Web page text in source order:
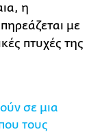
η
με
πτυχές της
σε μια
τους